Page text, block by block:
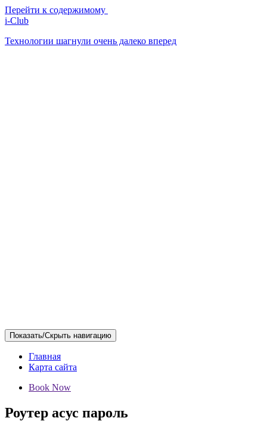
Перейти к содержимому
i-Club
Технологии шагнули очень далеко вперед
Показать/Скрыть навигацию
Главная
Карта сайта
Book Now
Роутер асус пароль